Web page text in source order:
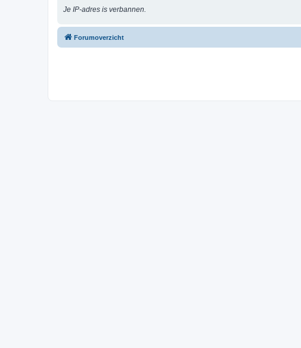
Je IP-adres is verbannen.
Forumoverzicht